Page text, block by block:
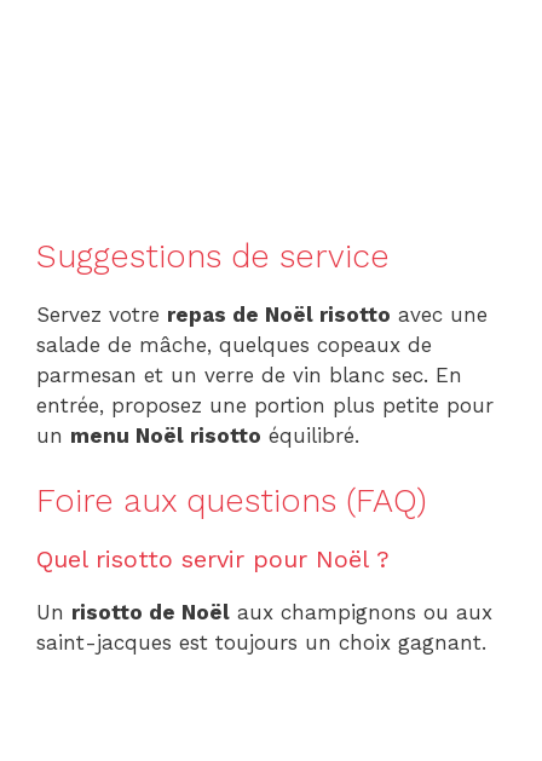
Suggestions de service
Servez votre repas de Noël risotto avec une
salade de mâche, quelques copeaux de
parmesan et un verre de vin blanc sec. En
entrée, proposez une portion plus petite pour
un menu Noël risotto équilibré.
Foire aux questions (FAQ)
Quel risotto servir pour Noël ?
Un risotto de Noël aux champignons ou aux
saint-jacques est toujours un choix gagnant.